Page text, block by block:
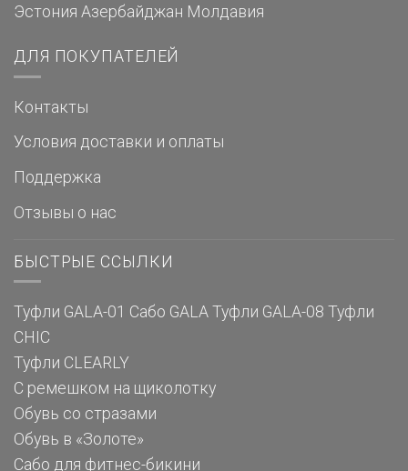
Эстония Азербайджан Молдавия
ДЛЯ ПОКУПАТЕЛЕЙ
Контакты
Условия доставки и оплаты
Поддержка
Отзывы о нас
БЫСТРЫЕ ССЫЛКИ
Туфли GALA-01 Сабо GALA Туфли GALA-08 Туфли
CHIC
Туфли CLEARLY
С ремешком на щиколотку
Обувь со стразами
Обувь в «Золоте»
Сабо для фитнес-бикини